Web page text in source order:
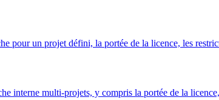
pour un projet défini, la portée de la licence, les
interne multi-projets, y compris la portée de la